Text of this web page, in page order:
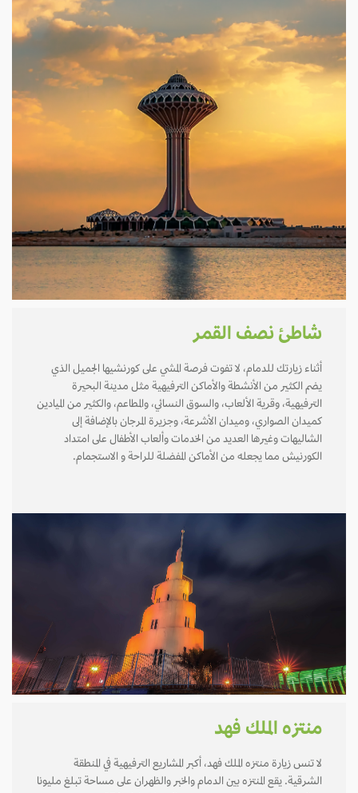
شاطئ نصف القمر
أثناء زيارتك للدمام، لا تفوت فرصة المشي على كورنشيها الجميل الذي
يضم الكثير من الأنشطة والأماكن الترفيهية مثل مدينة البحيرة
الترفيهية، وقرية الألعاب، والسوق النسائي، والمطاعم، والكثير من الميادين
كميدان الصواري، وميدان الأشرعة، وجزيرة المرجان بالإضافة إلى
الشاليهات وغيرها العديد من الخدمات وألعاب الأطفال على امتداد
الكورنيش مما يجعله من الأماكن المفضلة للراحة و الاستجمام.
منتزه الملك فهد
لا تنس زيارة منتزه الملك فهد، أكبر المشاريع الترفيهية في المنطقة
الشرقية. يقع المنتزه بين الدمام والخبر والظهران على مساحة تبلغ مليونا